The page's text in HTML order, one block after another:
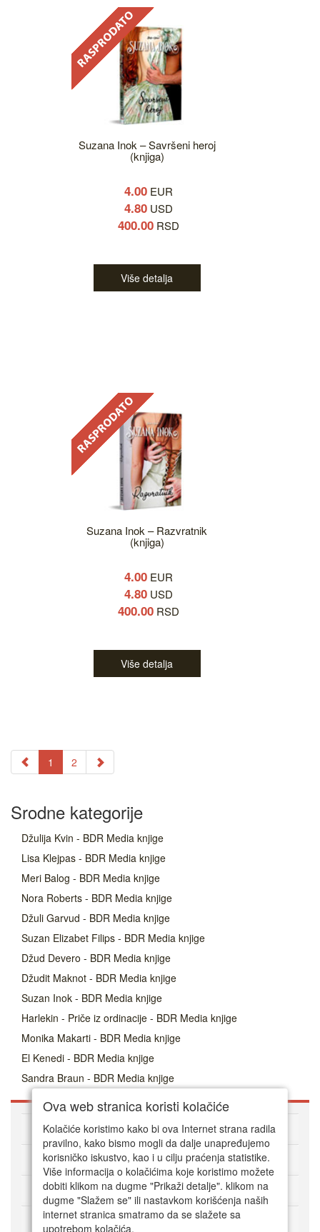
Suzana Inok – Savršeni heroj
(knjiga)
4.00 EUR
4.80 USD
400.00 RSD
Više detalja
Suzana Inok – Razvratnik
(knjiga)
4.00 EUR
4.80 USD
400.00 RSD
Više detalja
1 2
Srodne kategorije
Džulija Kvin - BDR Media knjige
Lisa Klejpas - BDR Media knjige
Meri Balog - BDR Media knjige
Nora Roberts - BDR Media knjige
Džuli Garvud - BDR Media knjige
Suzan Elizabet Filips - BDR Media knjige
Džud Devero - BDR Media knjige
Džudit Maknot - BDR Media knjige
Suzan Inok - BDR Media knjige
Harlekin - Priče iz ordinacije - BDR Media knjige
Monika Makarti - BDR Media knjige
El Kenedi - BDR Media knjige
Sandra Braun - BDR Media knjige
O DVD Zoni
Kako kupovati online
Korisnički servis
Način plaćanja
Ova web stranica koristi kolačiće
Kolačiće koristimo kako bi ova Internet strana radila
pravilno, kako bismo mogli da dalje unapređujemo
korisničko iskustvo, kao i u cilju praćenja statistike.
Više informacija o kolačićima koje koristimo možete
dobiti klikom na dugme "Prikaži detalje". klikom na
dugme "Slažem se" ili nastavkom korišćenja naših
internet stranica smatramo da se slažete sa
upotrebom kolačića.